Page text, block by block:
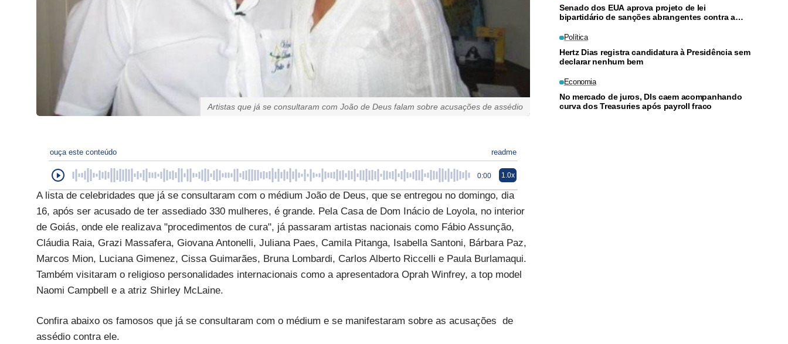
Artistas que já se consultaram com João de Deus falam sobre acusações de assédio
ouça este conteúdo readme
0:00 1.0x
A lista de celebridades que já se consultaram com o médium João de Deus, que se entregou no domingo, dia
16, após ser acusado de ter assediado 330 mulheres, é grande. Pela Casa de Dom Inácio de Loyola, no interior
de Goiás, onde ele realizava "procedimentos de cura", já passaram artistas nacionais como Fábio Assunção,
Cláudia Raia, Grazi Massafera, Giovana Antonelli, Juliana Paes, Camila Pitanga, Isabella Santoni, Bárbara Paz,
Marcos Mion, Luciana Gimenez, Cissa Guimarães, Bruna Lombardi, Carlos Alberto Riccelli e Paula Burlamaqui.
Também visitaram o religioso personalidades internacionais como a apresentadora Oprah Winfrey, a top model
Naomi Campbell e a atriz Shirley McLaine.
Confira abaixo os famosos que já se consultaram com o médium e se manifestaram sobre as acusações de
assédio contra ele.
Senado dos EUA aprova projeto de lei
bipartidário de sanções abrangentes contra a
Política
Hertz Dias registra candidatura à Presidência sem
declarar nenhum bem
Economia
No mercado de juros, DIs caem acompanhando
curva dos Treasuries após payroll fraco